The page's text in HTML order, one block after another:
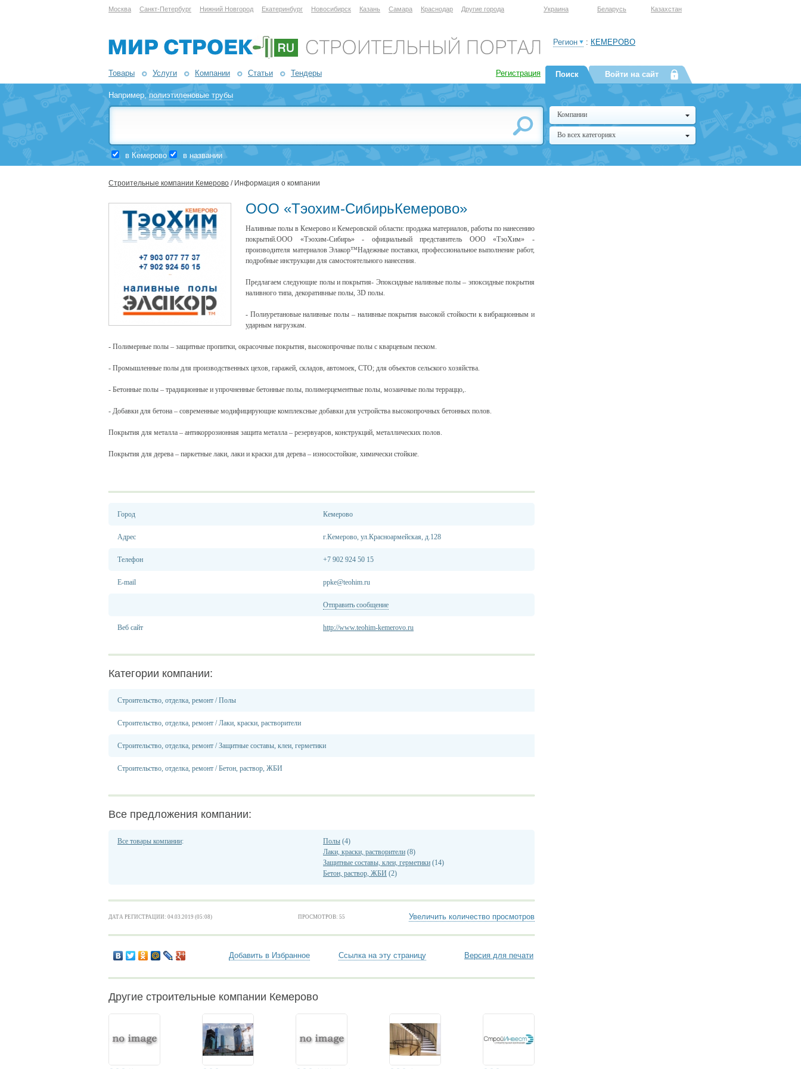
Москва Санкт-Петербург Нижний Новгород Екатеринбург Новосибирск Казань Самара Краснодар Другие города Украина Беларусь Казахстан
Товары Услуги Компании Статьи Тендеры Регистрация
Регион : КЕМЕРОВО
Например,полиэтиленовые трубы
в Кемерово в названии
Поиск Войти на сайт
Компании
Во всех категориях
Строительные компании Кемерово / Информация о компании
ООО «Тэохим-СибирьКемерово»
Наливные полы в Кемерово и Кемеровской области: продажа материалов, работы по нанесению
покрытий.ООО «Тэохим-Сибирь» - официальный представитель ООО «ТэоХим» -
производителя материалов Элакор™Надежные поставки, профессиональное выполнение работ,
подробные инструкции для самостоятельного нанесения.
Предлагаем следующие полы и покрытия- Эпоксидные наливные полы – эпоксидные покрытия
наливного типа, декоративные полы, 3D полы.
- Полиуретановые наливные полы – наливные покрытия высокой стойкости к вибрационным и
ударным нагрузкам.
- Полимерные полы – защитные пропитки, окрасочные покрытия, высокопрочные полы с кварцевым песком.
- Промышленные полы для производственных цехов, гаражей, складов, автомоек, СТО; для объектов сельского хозяйства.
- Бетонные полы – традиционные и упрочненные бетонные полы, полимерцементные полы, мозаичные полы терраццо,.
- Добавки для бетона – современные модифицирующие комплексные добавки для устройства высокопрочных бетонных полов.
Покрытия для металла – антикоррозионная защита металла – резервуаров, конструкций, металлических полов.
Покрытия для дерева – паркетные лаки, лаки и краски для дерева – износостойкие, химически стойкие.
Город Кемерово
Адрес г.Кемерово, ул.Красноармейская, д.128
Телефон +7 902 924 50 15
E-mail ppke@teohim.ru
Отправить сообщение
Веб сайт http://www.teohim-kemerovo.ru
Категории компании:
Строительство, отделка, ремонт /Полы
Строительство, отделка, ремонт /Лаки, краски, растворители
Строительство, отделка, ремонт /Защитные составы, клеи, герметики
Строительство, отделка, ремонт /Бетон, раствор, ЖБИ
Все предложения компании:
Все товары компании: Полы (4)
Лаки, краски, растворители (8)
Защитные составы, клеи, герметики (14)
Бетон, раствор, ЖБИ (2)
ДАТА РЕГИСТРАЦИИ: 04.03.2019 (05:08) ПРОСМОТРОВ: 55 Увеличить количество просмотров
Добавить в Избранное Ссылка на эту страницу Версия для печати
Другие строительные компании Кемерово